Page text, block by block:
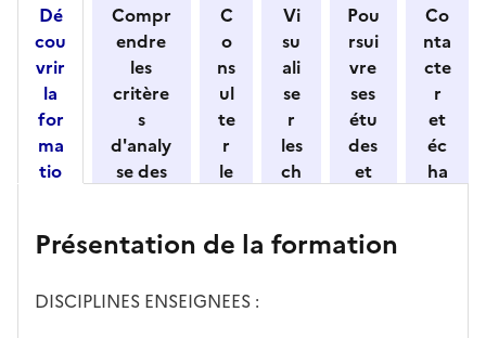
Dé
cou
vrir
la
for
ma
tio
ses
act
Compr
endre
les
critère
s
d'analy
se des
par
ssemen
C
o
ns
ul
te
r
le
o
ali
Vi
su
ali
se
r
les
ch
s
Pou
rsui
vre
ses
étu
des
et
re
Co
nta
cte
r
et
éc
ha
Présentation de la formation
DISCIPLINES ENSEIGNEES :